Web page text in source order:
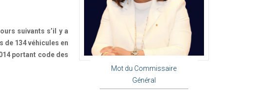
suivants s’il y a
de 134 véhicules en
portant code des
Mot du Commissaire
Général